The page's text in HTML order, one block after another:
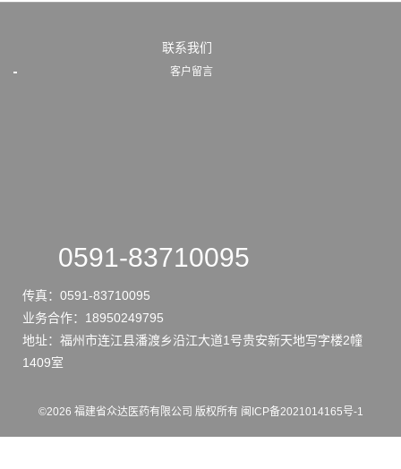
联系我们
客户留言
0591-83710095
传真： 0591-83710095
业务合作： 18950249795
地址： 福州市连江县潘渡乡沿江大道1号贵安新天地写字楼2幢
1409室
©2026 福建省众达医药有限公司 版权所有 闽ICP备2021014165号-1